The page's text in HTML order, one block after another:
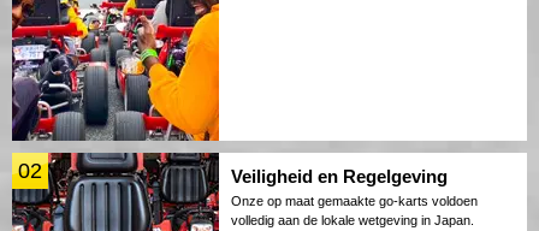
02 Veiligheid en Regelgeving
Onze op maat gemaakte go-karts voldoen
volledig aan de lokale wetgeving in Japan.